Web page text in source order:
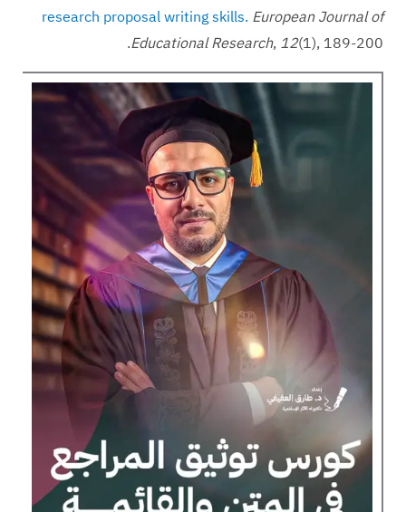
research proposal writing skills. European Journal of
Educational Research, 12(1), 189-200.‏